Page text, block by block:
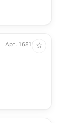
Арт. 16810.30
☆